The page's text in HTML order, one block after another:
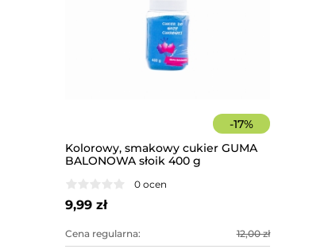
-17%
Kolorowy, smakowy cukier GUMA
BALONOWA słoik 400 g
0 ocen
9,99 zł
Cena regularna: 12,00 zł